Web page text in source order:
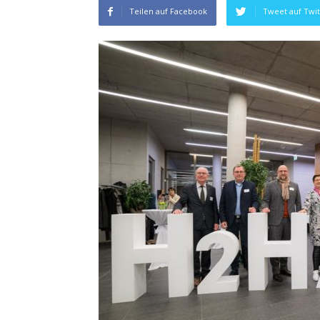
Teilen auf Facebook Tweet auf